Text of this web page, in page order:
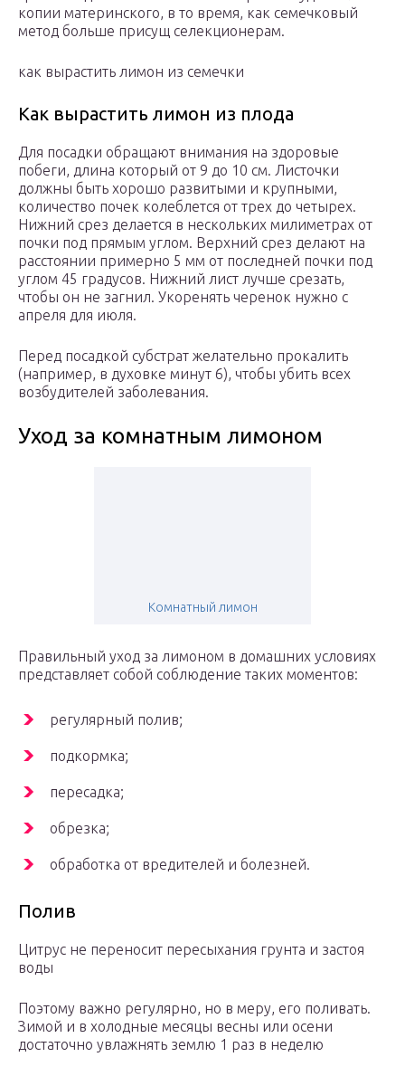
копии материнского, в то время, как семечковый
метод больше присущ селекционерам.
как вырастить лимон из семечки
Как вырастить лимон из плода
Для посадки обращают внимания на здоровые
побеги, длина который от 9 до 10 см. Листочки
должны быть хорошо развитыми и крупными,
количество почек колеблется от трех до четырех.
Нижний срез делается в нескольких милиметрах от
почки под прямым углом. Верхний срез делают на
расстоянии примерно 5 мм от последней почки под
углом 45 градусов. Нижний лист лучше срезать,
чтобы он не загнил. Укоренять черенок нужно с
апреля для июля.
Перед посадкой субстрат желательно прокалить
(например, в духовке минут 6), чтобы убить всех
возбудителей заболевания.
Уход за комнатным лимоном
Комнатный лимон
Правильный уход за лимоном в домашних условиях
представляет собой соблюдение таких моментов:
регулярный полив;
подкормка;
пересадка;
обрезка;
обработка от вредителей и болезней.
Полив
Цитрус не переносит пересыхания грунта и застоя
воды
Поэтому важно регулярно, но в меру, его поливать.
Зимой и в холодные месяцы весны или осени
достаточно увлажнять землю 1 раз в неделю